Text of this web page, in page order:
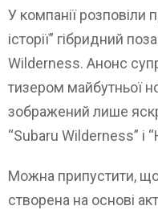
У компанії розповіли
історії” гібридний
Wilderness. Анонс
тизером майбутньої
зображений лише
“Subaru Wilderness” і
Можна припустити,
створена на основі